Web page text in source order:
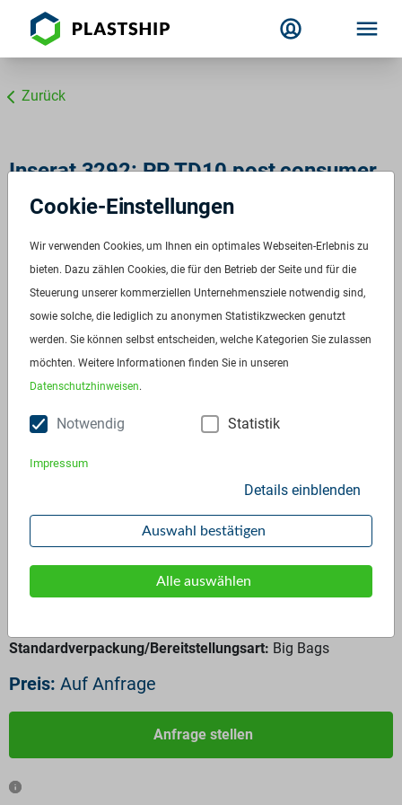
Zurück
Inserat 3292: PP TD10 post consumer
grau
PP gray
ID:3292
Verfügbar ab:
Frequenz:Auf Anfrage
Standardverpackung/Bereitstellungsart: Big Bags
Preis: Auf Anfrage
Anfrage stellen
Cookie-Einstellungen
Wir verwenden Cookies, um Ihnen ein optimales Webseiten-Erlebnis zu
bieten. Dazu zählen Cookies, die für den Betrieb der Seite und für die
Steuerung unserer kommerziellen Unternehmensziele notwendig sind,
sowie solche, die lediglich zu anonymen Statistikzwecken genutzt
werden. Sie können selbst entscheiden, welche Kategorien Sie zulassen
möchten. Weitere Informationen finden Sie in unseren
Datenschutzhinweisen.
Notwendig Statistik
Impressum
Details einblenden
Auswahl bestätigen
Alle auswählen